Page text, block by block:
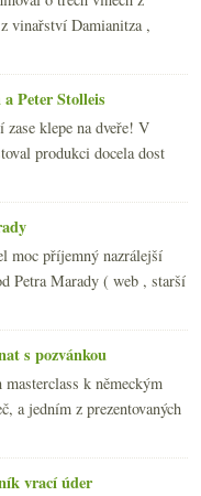
řepa, …
v novinách a ...
vinařství Damianitza ,
Peter Stolleis
zase klepe na dveře! V
produkci docela dost
moc příjemný nazrálejší
Petra Marady ( web , starší
s pozvánkou
k německým
a jedním z prezentovaných
vrací úder